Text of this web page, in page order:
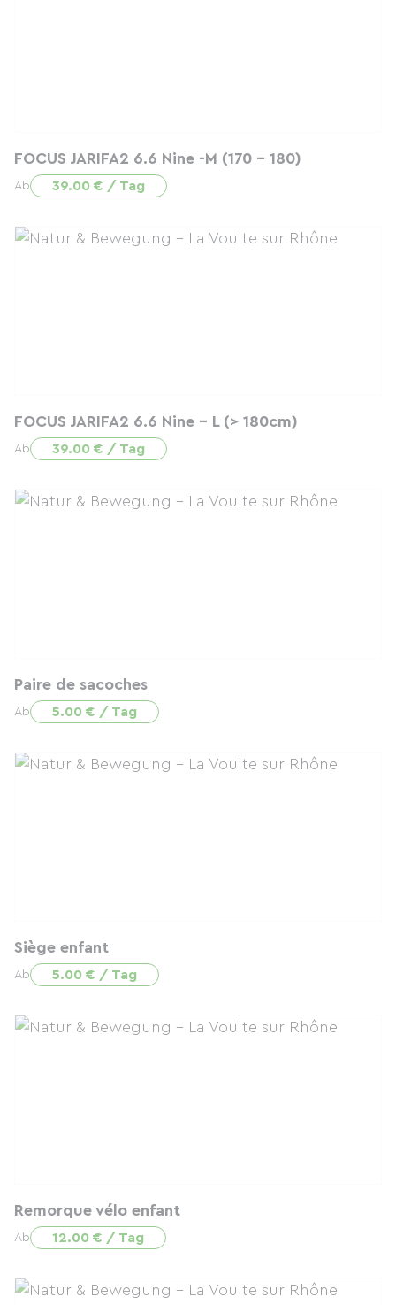
FOCUS JARIFA2 6.6 Nine -M (170 - 180)
Ab 39.00 € / Tag
FOCUS JARIFA2 6.6 Nine - L (> 180cm)
Ab 39.00 € / Tag
Paire de sacoches
Ab 5.00 € / Tag
Siège enfant
Ab 5.00 € / Tag
Remorque vélo enfant
Ab 12.00 € / Tag